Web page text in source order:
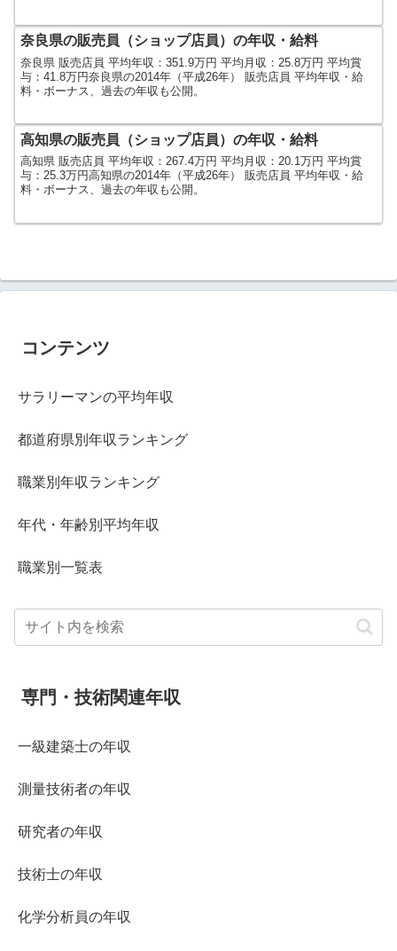
奈良県の販売員（ショップ店員）の年収・給料
奈良県 販売店員 平均年収：351.9万円 平均月収：25.8万円 平均賞
与：41.8万円奈良県の2014年（平成26年） 販売店員 平均年収・給
料・ボーナス、過去の年収も公開。
高知県の販売員（ショップ店員）の年収・給料
高知県 販売店員 平均年収：267.4万円 平均月収：20.1万円 平均賞
与：25.3万円高知県の2014年（平成26年） 販売店員 平均年収・給
料・ボーナス、過去の年収も公開。
コンテンツ
サラリーマンの平均年収
都道府県別年収ランキング
職業別年収ランキング
年代・年齢別平均年収
職業別一覧表
専門・技術関連年収
一級建築士の年収
測量技術者の年収
研究者の年収
技術士の年収
化学分析員の年収